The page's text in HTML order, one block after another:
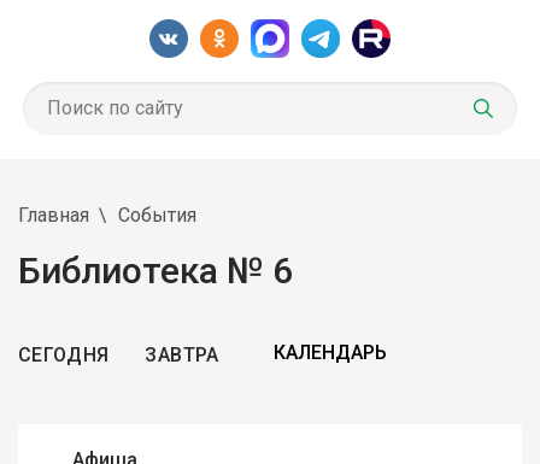
Главная События
Библиотека № 6
СЕГОДНЯ ЗАВТРА